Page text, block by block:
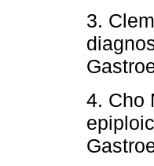
3.
4. Cho